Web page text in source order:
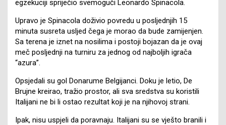
egzekuciji spriječio svemoguči Leonardo Spinacola.
Upravo je Spinacola doživio povredu u posljednjih 15
minuta susreta usljed čega je morao da bude zamijenjen.
Sa terena je iznet na nosilima i postoji bojazan da je ovaj
meč posljednji na turniru za jednog od najboljih igrača
“azura”.
Opsjedali su gol Donarume Belgijanci. Doku je letio, De
Brujne kreirao, tražio prostor, ali sva sredstva su koristili
Italijani ne bi li ostao rezultat koji je na njihovoj strani.
Ipak, nisu uspjeli da poravnaju. Italijani su se vješto branili i